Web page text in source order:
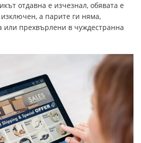
отдавна е изчезнал, обявата е
а парите ги няма,
или прехвърлени в чуждестранна